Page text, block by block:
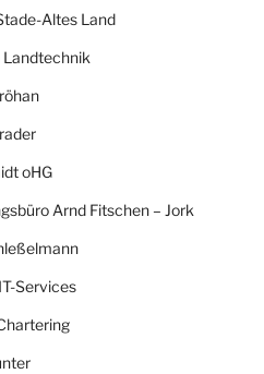
Altes Land
oHG
Arnd Fitschen – Jork
Services